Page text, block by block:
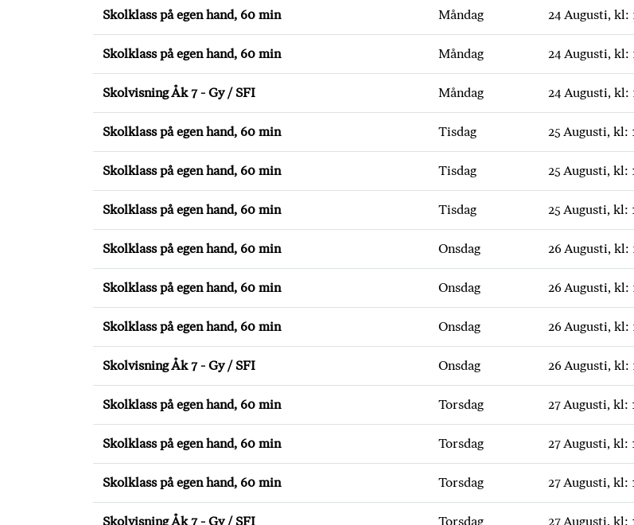
Skolklass på egen hand, 60 min Måndag 24 Augusti, kl:
Skolklass på egen hand, 60 min Måndag 24 Augusti, kl:
Skolvisning Åk 7 - Gy / SFI Måndag 24 Augusti, kl:
Skolklass på egen hand, 60 min Tisdag 25 Augusti, kl:
Skolklass på egen hand, 60 min Tisdag 25 Augusti, kl:
Skolklass på egen hand, 60 min Tisdag 25 Augusti, kl:
Skolklass på egen hand, 60 min Onsdag 26 Augusti, kl:
Skolklass på egen hand, 60 min Onsdag 26 Augusti, kl:
Skolklass på egen hand, 60 min Onsdag 26 Augusti, kl:
Skolvisning Åk 7 - Gy / SFI Onsdag 26 Augusti, kl:
Skolklass på egen hand, 60 min Torsdag 27 Augusti, kl:
Skolklass på egen hand, 60 min Torsdag 27 Augusti, kl:
Skolklass på egen hand, 60 min Torsdag 27 Augusti, kl:
Skolvisning Åk 7 - Gy / SFI Torsdag 27 Augusti, kl: